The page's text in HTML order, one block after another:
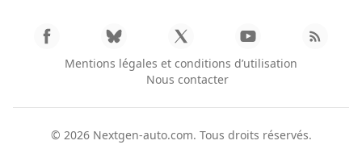
Mentions légales et conditions d’utilisation
Nous contacter
© 2026 Nextgen-auto.com. Tous droits réservés.